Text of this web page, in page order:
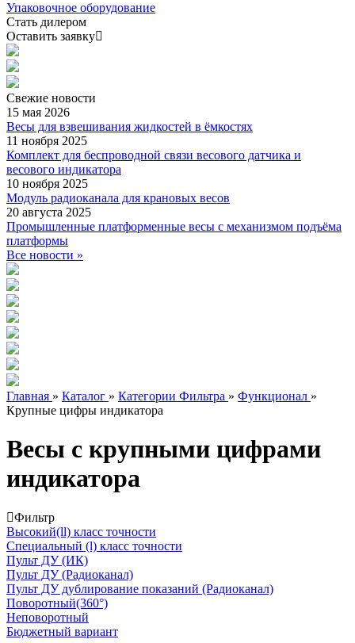
Упаковочное оборудование
Стать дилером
Оставить заявку
Свежие новости
15 мая 2026
Весы для взвешивания жидкостей в ёмкостях
11 ноября 2025
Комплект для беспроводной связи весового датчика и
весового индикатора
10 ноября 2025
Модуль радиоканала для крановых весов
20 августа 2025
Промышленные платформенные весы с механизмом подъёма
платформы
Все новости »
Главная » Каталог » Категории Фильтра » Функционал »
Крупные цифры индикатора
Весы с крупными цифрами
индикатора
Фильтр
Высокий(ll) класс точности
Специальный (l) класс точности
Пульт ДУ (ИК)
Пульт ДУ (Радиоканал)
Пульт ДУ дублирование показаний (Радиоканал)
Поворотный(360°)
Неповоротный
Бюджетный вариант